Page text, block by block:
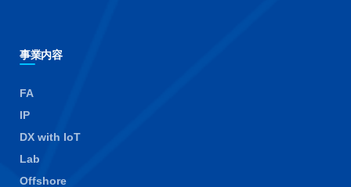
事業内容
FA
IP
DX with IoT
Lab
Offshore